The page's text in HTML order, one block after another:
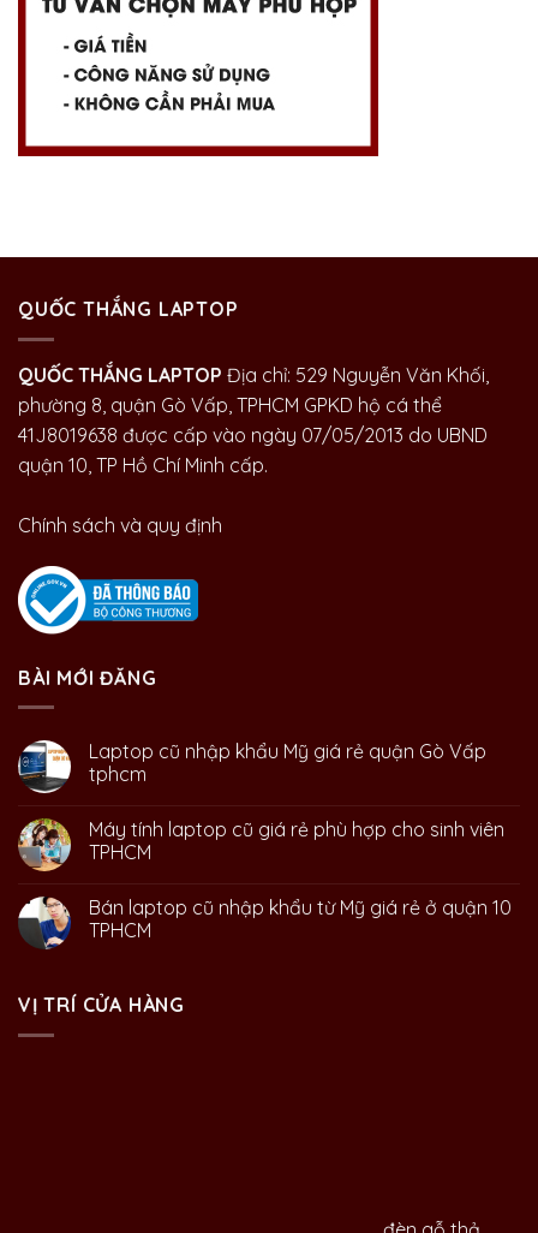
QUỐC THẮNG LAPTOP
QUỐC THẮNG LAPTOP Địa chỉ: 529 Nguyễn Văn Khối,
phường 8, quận Gò Vấp, TPHCM GPKD hộ cá thể
41J8019638 được cấp vào ngày 07/05/2013 do UBND
quận 10, TP Hồ Chí Minh cấp.
Chính sách và quy định
BÀI MỚI ĐĂNG
Laptop cũ nhập khẩu Mỹ giá rẻ quận Gò Vấp
tphcm
Máy tính laptop cũ giá rẻ phù hợp cho sinh viên
TPHCM
Bán laptop cũ nhập khẩu từ Mỹ giá rẻ ở quận 10
TPHCM
VỊ TRÍ CỬA HÀNG